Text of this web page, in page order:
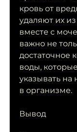
кровь от
удаляют их
вместе с
важно не
достаточное
воды,
указывать на
в организме.
Вывод